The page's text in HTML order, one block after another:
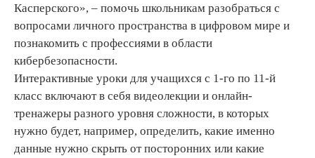
Касперского», – помочь школьникам разобраться с
вопросами личного пространства в цифровом мире и
познакомить с профессиями в области
кибербезопасности.
Интерактивные уроки для учащихся с 1-го по 11-й
класс включают в себя видеолекции и онлайн-
тренажеры разного уровня сложности, в которых
нужно будет, например, определить, какие именно
данные нужно скрыть от посторонних или какие